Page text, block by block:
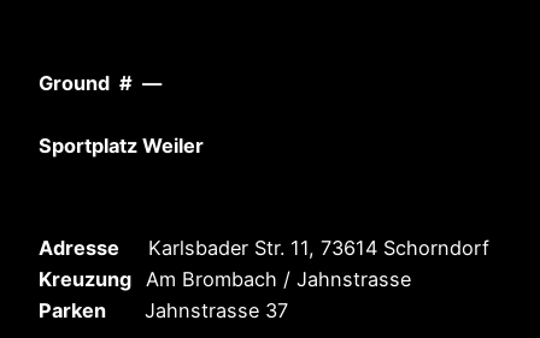
Ground # —
Sportplatz Weiler
Adresse Karlsbader Str. 11, 73614 Schorndorf
Kreuzung Am Brombach / Jahnstrasse
Parken Jahnstrasse 37